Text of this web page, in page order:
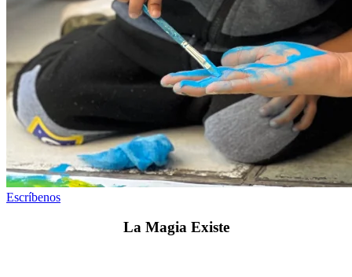
Escríbenos
La Magia Existe